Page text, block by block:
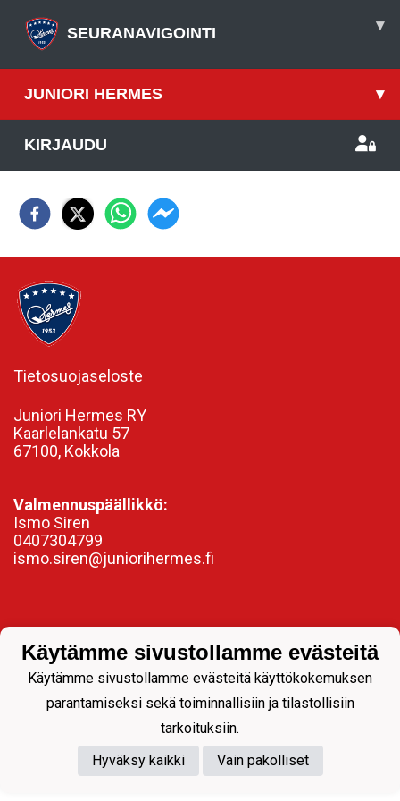
SEURANAVIGOINTI ▾
JUNIORI HERMES ▾
KIRJAUDU
Tietosuojaseloste
Juniori Hermes RY
Kaarlelankatu 57
67100, Kokkola
Valmennuspäällikkö:
Ismo Siren
0407304799
ismo.siren@juniorihermes.fi
Käytämme sivustollamme evästeitä
Käytämme sivustollamme evästeitä käyttökokemuksen
parantamiseksi sekä toiminnallisiin ja tilastollisiin
tarkoituksiin.
Hyväksy kaikki
Vain pakolliset